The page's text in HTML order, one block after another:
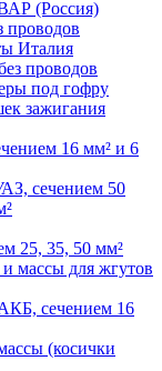
(Россия)
проводов
Италия
проводов
под гофру
зажигания
16 мм² и 6
сечением 50
25, 35, 50 мм²
массы для жгутов
сечением 16
(косички